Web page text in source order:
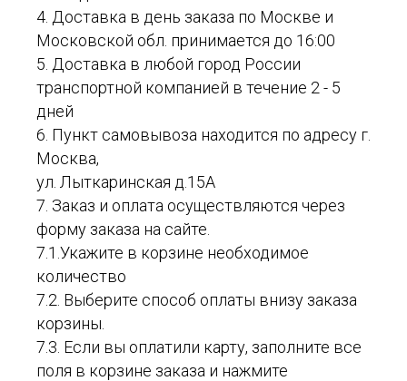
4. Доставка в день заказа по Москве и
Московской обл. принимается до 16:00
5. Доставка в любой город России
транспортной компанией в течение 2 - 5
дней
6. Пункт самовывоза находится по адресу г.
Москва,
ул. Лыткаринская д.15А
7. Заказ и оплата осуществляются через
форму заказа на сайте.
7.1.Укажите в корзине необходимое
количество
7.2. Выберите способ оплаты внизу заказа
корзины.
7.3. Если вы оплатили карту, заполните все
поля в корзине заказа и нажмите